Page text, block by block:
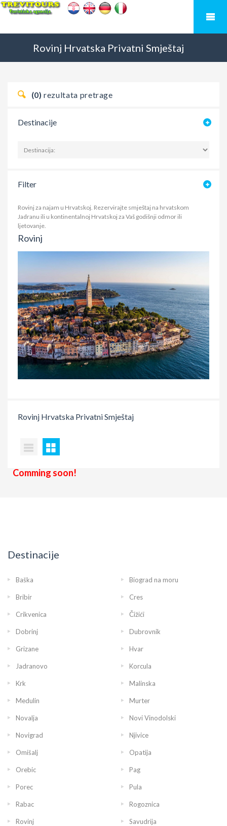
Rovinj Hrvatska Privatni Smještaj
(0) rezultata pretrage
Destinacije
Filter
Rovinj za najam u Hrvatskoj. Rezervirajte smještaj na hrvatskom
Jadranu ili u kontinentalnoj Hrvatskoj za Vaš godišnji odmor ili
ljetovanje.
Rovinj
Rovinj Hrvatska Privatni Smještaj
Comming soon!
Destinacije
Baška Biograd na moru
Bribir Cres
Crikvenica Čižići
Dobrinj Dubrovnik
Grizane Hvar
Jadranovo Korcula
Krk Malinska
Medulin Murter
Novalja Novi Vinodolski
Novigrad Njivice
Omišalj Opatija
Orebic Pag
Porec Pula
Rabac Rogoznica
Rovinj Savudrija